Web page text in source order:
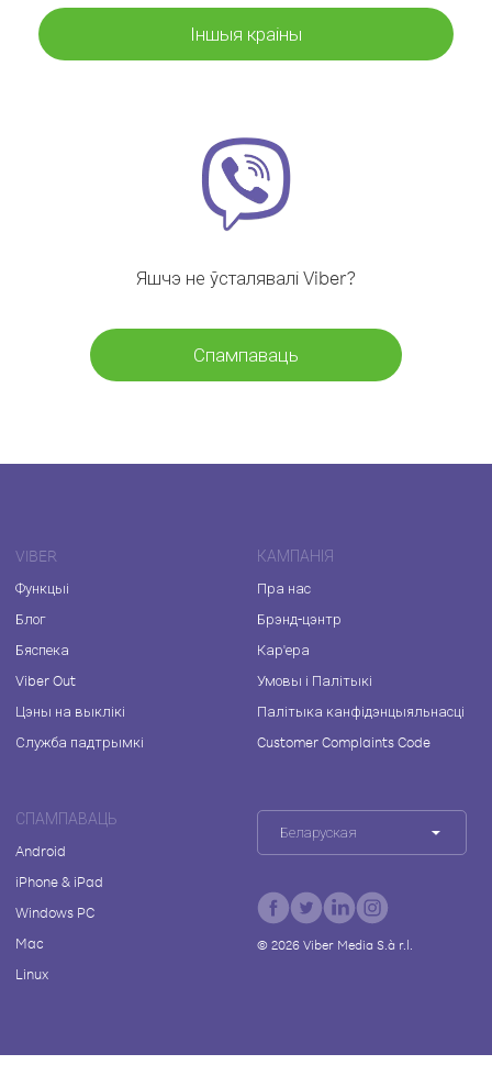
Іншыя краіны
Яшчэ не ўсталявалі Viber?
Спампаваць
VIBER
Функцыі
Блог
Бяспека
Viber Out
Цэны на выклікі
Служба падтрымкі
КАМПАНІЯ
Пра нас
Брэнд-цэнтр
Кар'ера
Умовы і Палітыкі
Палітыка канфідэнцыяльнасці
Customer Complaints Code
СПАМПАВАЦЬ
Android
iPhone & iPad
Windows PC
Mac
Linux
Беларуская
© 2026Viber Media S.à r.l.